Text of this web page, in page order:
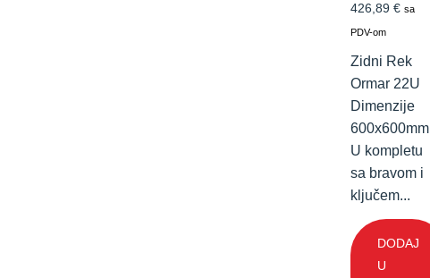
426,89 € sa
PDV-om
Zidni Rek
Ormar 22U
Dimenzije
600x600mm
U kompletu
sa bravom i
ključem...
DODAJ
U